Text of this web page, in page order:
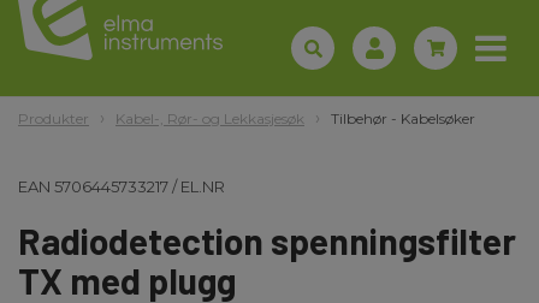
Produkter Kabel-, Rør- og Lekkasjesøk Tilbehør - Kabelsøker
EAN 5706445733217/EL.NR
Radiodetection spenningsfilter
TX med plugg